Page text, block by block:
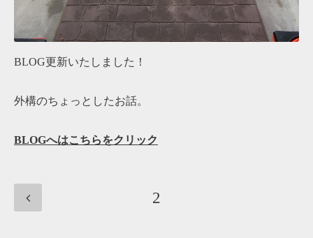
BLOG更新いたしました！
外構のちょっとしたお話。
BLOGへはこちらをクリック
2